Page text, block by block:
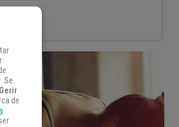
. Se
Gerir
de